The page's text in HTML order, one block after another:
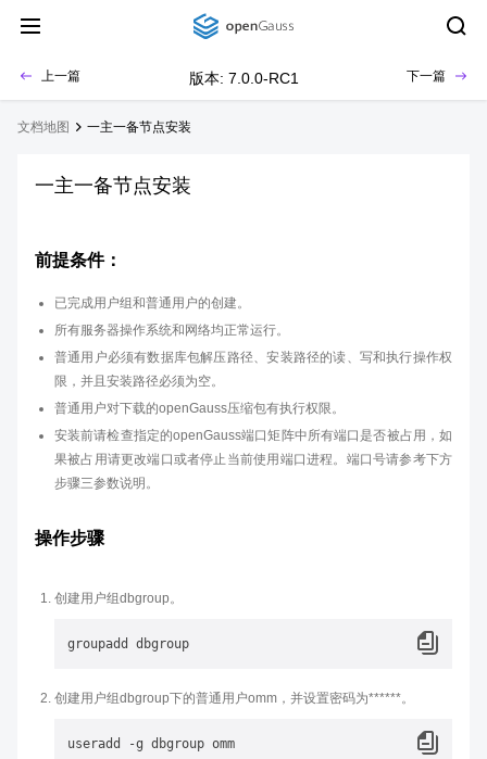
上一篇 版本: 7.0.0-RC1 下一篇
文档地图 一主一备节点安装
一主一备节点安装
前提条件：
已完成用户组和普通用户的创建。
所有服务器操作系统和网络均正常运行。
普通用户必须有数据库包解压路径、安装路径的读、写和执行操作权
限，并且安装路径必须为空。
普通用户对下载的openGauss压缩包有执行权限。
安装前请检查指定的openGauss端口矩阵中所有端口是否被占用，如
果被占用请更改端口或者停止当前使用端口进程。端口号请参考下方
步骤三参数说明。
操作步骤
创建用户组dbgroup。
创建用户组dbgroup下的普通用户omm，并设置密码为******。
useradd -g dbgroup omm